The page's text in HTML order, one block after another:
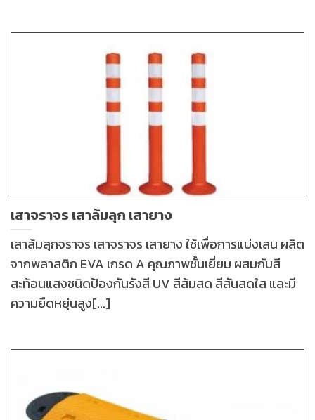
เสาจราจร เสาล้มลุก เสายาง
เสาล้มลุกจราจร เสาจราจร เสายาง ใช้เพื่อการแบ่งเลน ผลิต
จากพลาสติก EVA เกรด A คุณภาพชั้นเยี่ยม ผสมกับสี
สะท้อนแสงชนิดป้องกันรังสี UV สีส้มสด สีสันสดใส และมี
ความยืดหยุ่นสูง[...]